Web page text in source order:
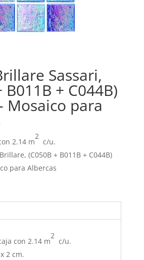
Sassari,
B011B + C044B)
Mosaico para
2.14 m
2
c/u.
(C050B + B011B + C044B)
para Albercas
con 2.14 m
2
c/u.
2 cm.